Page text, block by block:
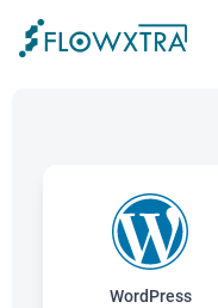
WordPress